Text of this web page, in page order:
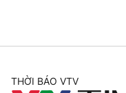
THỜI BÁO VTV